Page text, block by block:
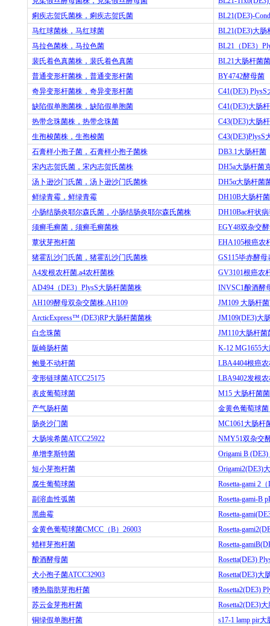
痢疾志贺氏菌株，痢疾志贺氏菌
BL21(DE3)-
马红球菌株，马红球菌
BL21(DE3)大肠
马拉色菌株，马拉色菌
BL21 （DE3）
裴氏着色真菌株，裴氏着色真菌
BL21大肠杆菌
普通变形杆菌株，普通变形杆菌
BY4742酵母菌
奇异变形杆菌株，奇异变形杆菌
C41(DE3) PlysS
缺陷假单胞菌株，缺陷假单胞菌
C41(DE3)大肠
热带念珠菌株，热带念珠菌
C43(DE3)大肠
生孢梭菌株，生孢梭菌
C43(DE3)PlysS
石膏样小孢子菌，石膏样小孢子菌株
DB3.1大肠杆菌
宋内志贺氏菌，宋内志贺氏菌株
DH5a大肠杆菌
汤卜逊沙门氏菌，汤卜逊沙门氏菌株
DH5α大肠杆菌
鲜绿青霉，鲜绿青霉
DH10B大肠杆
小肠结肠炎耶尔森氏菌，小肠结肠炎耶尔森氏菌株
DH10Bac杆状
须癣毛癣菌，须癣毛癣菌株
EGY48双杂交
蕈状芽孢杆菌
EHA105根癌农
猪霍乱沙门氏菌，猪霍乱沙门氏菌株
GS115毕赤酵母
A4发根农杆菌 ,a4农杆菌株 GV3101根癌农
AD494 （DE3） PlysS大肠杆菌菌株 INVSC1酿酒酵
AH109酵母双杂交菌株 ,AH109 JM109 大肠杆
ArcticExpress™ (DE3)RP大肠杆菌菌株 JM109(DE3)大
白念珠菌
JM110大肠杆菌
阪崎肠杆菌
K-12 MG1655
鲍曼不动杆菌
LBA4404根癌
变形链球菌ATCC25175 LBA9402发根
表皮葡萄球菌
M15 大肠杆菌
产气肠杆菌
金黄色葡萄球菌
肠炎沙门菌
MC1061大肠杆
大肠埃希菌ATCC25922 NMY51双杂交
单增李斯特菌
Origami B (DE3)
短小芽孢杆菌
Origami2(DE3)
腐生葡萄球菌
Rosetta-gami 2 （
副溶血性弧菌
Rosetta-gami-B
黑曲霉
Rosetta-
金黄色葡萄球菌CMCC （B） 26003
Rosetta-
蜡样芽孢杆菌
Rosetta-
酿酒酵母菌
Rosetta(DE3)
犬小孢子菌ATCC32903 Rosetta(DE3)大
嗜热脂肪芽孢杆菌
Rosetta2(DE3)
苏云金芽孢杆菌
Rosetta2(DE3)大
铜绿假单胞杆菌
s17-1 lamp pir大